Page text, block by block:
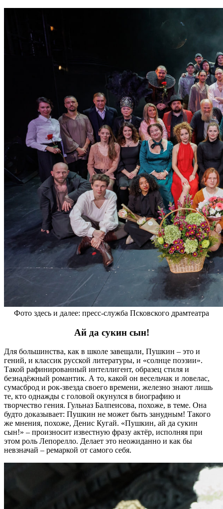
Фото здесь и далее: пресс-служба Псковского драмтеатра
Ай да сукин сын!
Для большинства, как в школе завещали, Пушкин – это и
гений, и классик русской литературы, и «солнце поэзии».
Такой рафинированный интеллигент, образец стиля и
безнадёжный романтик. А то, какой он весельчак и ловелас,
сумасброд и рок-звезда своего времени, железно знают лишь
те, кто однажды с головой окунулся в биографию и
творчество гения. Гульназ Балпеисова, похоже, в теме. Она
будто доказывает: Пушкин не может быть занудным! Такого
же мнения, похоже, Денис Кугай. «Пушкин, ай да сукин
сын!» – произносит известную фразу актёр, исполняя при
этом роль Лепорелло. Делает это неожиданно и как бы
невзначай – ремаркой от самого себя.